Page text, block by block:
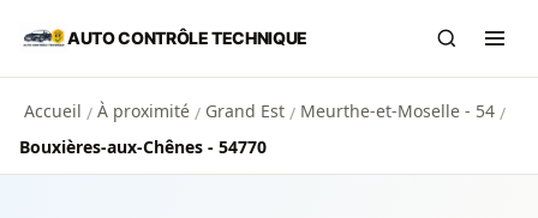
Aller au contenu principal
AUTO CONTRÔLE TECHNIQUE
Accueil / À proximité / Grand Est / Meurthe-et-Moselle - 54 /
Bouxières-aux-Chênes - 54770